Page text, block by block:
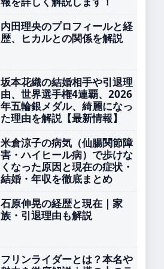
内田理央のプロフィールと経
歴、ヒカルとの関係を解説
坂本花織の結婚相手や引退理
由、世界選手権4連覇、2026
年五輪銀メダル、綺麗になっ
た理由を解説【最新情報】
米倉涼子の病気（仙腸関節障
害・ハイヒール病）で歩けな
くなった原因と現在の症状・
結婚・年収を徹底まとめ
石原伸晃の経歴と現在｜家
族・引退理由も解説
フリンライダーとは？本名や